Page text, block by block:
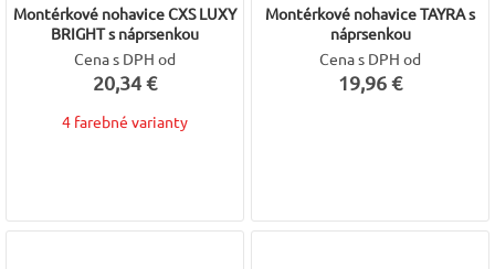
Montérkové nohavice CXS LUXY
BRIGHT s náprsenkou
Cena s DPH od
20,34 €
4 farebné varianty
Montérkové nohavice TAYRA s
náprsenkou
Cena s DPH od
19,96 €